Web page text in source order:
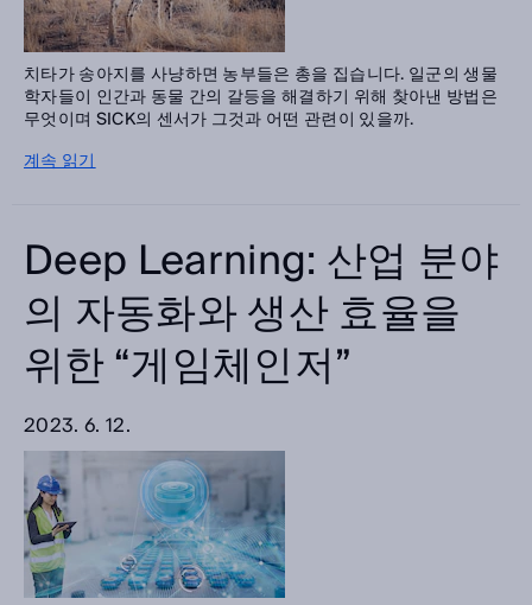
치타가 송아지를 사냥하면 농부들은 총을 집습니다. 일군의 생물
학자들이 인간과 동물 간의 갈등을 해결하기 위해 찾아낸 방법은
무엇이며 SICK의 센서가 그것과 어떤 관련이 있을까.
계속 읽기
Deep Learning: 산업 분야
의 자동화와 생산 효율을
위한 “게임체인저”
2023. 6. 12.